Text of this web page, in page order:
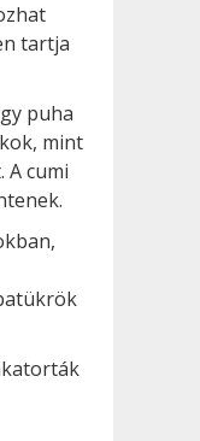
tartja
puha
mint
A cumi